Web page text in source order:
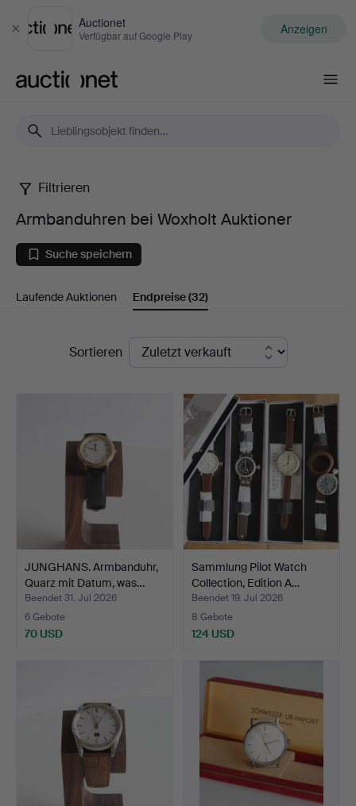
Schließen
Auctionet
Verfügbar auf Google Play Anzeigen
Armbanduhren
bei
Woxholt
Auktioner
Filtrieren
Armbanduhren bei Woxholt Auktioner
Suche speichern
Laufende Auktionen Endpreise(32)
EndpreiseSortieren
JUNGHANS. Armbanduhr,
Quarz mit Datum, was…
Beendet 31. Jul 2026
6 Gebote
70 USD
Sammlung Pilot Watch
Collection, Edition A…
Beendet 19. Jul 2026
8 Gebote
124 USD